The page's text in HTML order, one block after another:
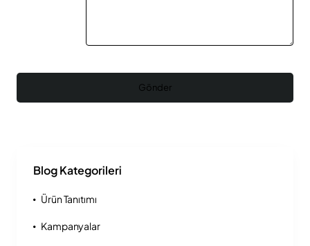
Gönder
Blog Kategorileri
Ürün Tanıtımı
Kampanyalar